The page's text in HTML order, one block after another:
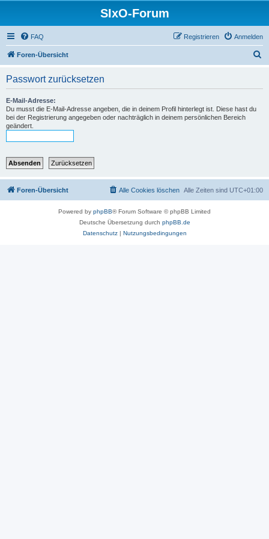
SIxO-Forum
FAQ Anmelden
Registrieren
Foren-Übersicht
Passwort zurücksetzen
E-Mail-Adresse:
Du musst die E-Mail-Adresse angeben, die in deinem Profil hinterlegt ist. Diese hast du
bei der Registrierung angegeben oder nachträglich in deinem persönlichen Bereich
geändert.
Foren-Übersicht Alle Zeiten sind UTC+01:00
Alle Cookies löschen
Powered by phpBB® Forum Software © phpBB Limited
Deutsche Übersetzung durch phpBB.de
Datenschutz| Nutzungsbedingungen